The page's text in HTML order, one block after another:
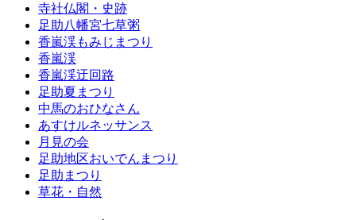
寺社仏閣・史跡
足助八幡宮七草粥
香嵐渓もみじまつり
香嵐渓
香嵐渓迂回路
足助夏まつり
中馬のおひなさん
あすけルネッサンス
月見の会
足助地区おいでんまつり
足助まつり
草花・自然